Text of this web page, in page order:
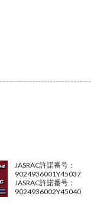
JASRAC許諾番号：
9024936001Y45037
JASRAC許諾番号：
9024936002Y45040